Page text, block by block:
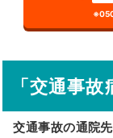
駅
「交通事
交通事故の通院